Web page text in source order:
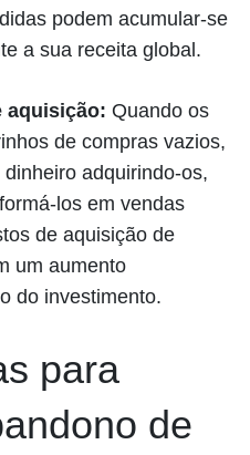
podem acumular-se
a sua receita global.
aquisição: Quando os
de compras vazios,
adquirindo-os,
los em vendas
de aquisição de
um aumento
do investimento.
para
de